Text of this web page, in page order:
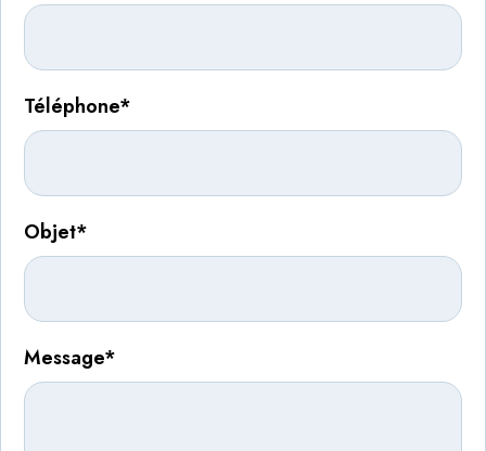
Téléphone*
Objet*
Message*